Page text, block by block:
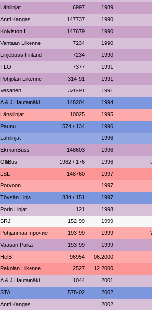
Lähilinjat 6997 1989
Antti Kangas 147737 1990
Koiviston L 147679 1990
Vantaan Liikenne 7234 1990
Linjebuss Finland 7234 1990
TLO 7377 1991
Pohjolan Liikenne 314-91 1991
Vesanen 328-91 1991
A & J Hautamäki 148204 1994
Länsilinjat 10025 1995
Paunu 1574 / 134 1996
Lähilinjat 1996
EkmanBuss 148603 1996
OlliBus 1962 / 176 1996
LSL 148760 1997
Porvoon 1997
Töysän Linja 1834 / 151 1997
Porin Linjat 121 1998
SRJ 152-99 1999
Pohjanmaa, прочие 193-99 1999
Vaasan Paika 193-99 1999
HelB 96954 06.2000
Pekolan Liikenne 2527 12.2000
A & J Hautamäki 1044 2001
STA 578-02 2002
Antti Kangas 2002